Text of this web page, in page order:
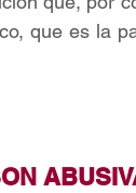
que es la